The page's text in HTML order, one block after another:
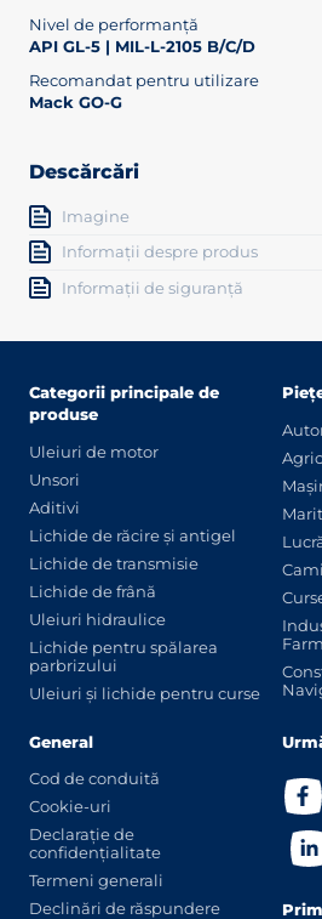
Nivel de performanță
API GL-5 | MIL-L-2105 B/C/D
Recomandat pentru utilizare
Mack GO-G
Descărcări
Imagine
Informații despre produs
Informații de siguranță
Categorii principale de
produse
Uleiuri de motor
Unsori
Aditivi
Lichide de răcire și antigel
Lichide de transmisie
Lichide de frână
Uleiuri hidraulice
Lichide pentru spălarea
parbrizului
Uleiuri și lichide pentru curse
General
Cod de conduită
Cookie-uri
Declarație de
confidențialitate
Termeni generali
Declinări de răspundere